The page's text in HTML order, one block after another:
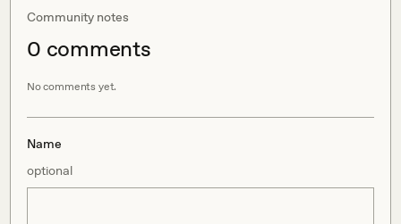
Community notes
0 comments
No comments yet.
Name
optional